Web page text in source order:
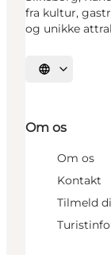
fra kultur,
og unikke
Vælg sprog
Om os
Om os
Kontakt
Tilmeld